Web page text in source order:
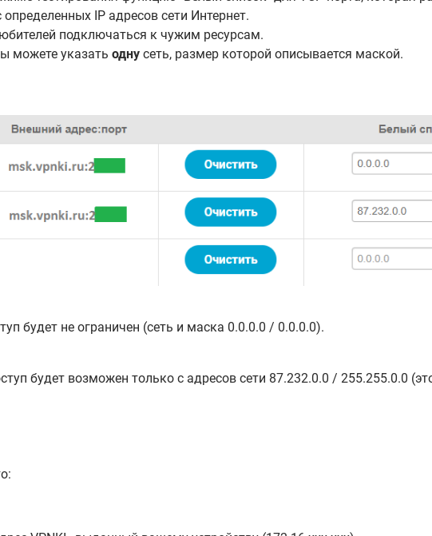
IP адресов сети Интернет.
подключаться к чужим ресурсам.
можете указать одну сеть, размер которой описывается маской.
будет не ограничен (сеть и маска 0.0.0.0 / 0.0.0.0).
будет возможен только с адресов сети 87.232.0.0 / 255.255.0.0